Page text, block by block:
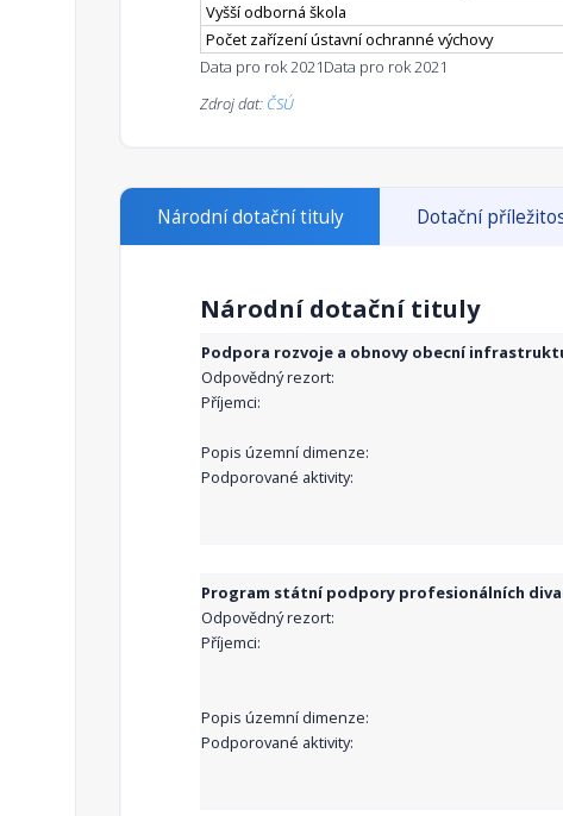
Vyšší odborná škola
Počet zařízení ústavní ochranné výchovy
Data pro rok 2021Data pro rok 2021
Zdroj dat: ČSÚ
Národní dotační tituly Dotační
Národní dotační tituly
Podpora rozvoje a obnovy obecní
Odpovědný rezort:
Příjemci:
Popis územní dimenze:
Podporované aktivity:
Program státní podpory profesionálních
Odpovědný rezort:
Příjemci:
Popis územní dimenze:
Podporované aktivity: